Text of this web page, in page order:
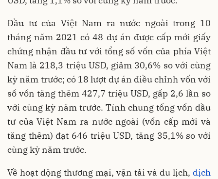
Đầu tư của Việt Nam ra nước ngoài trong 10
tháng năm 2021 có 48 dự án được cấp mới giấy
chứng nhận đầu tư với tổng số vốn của phía Việt
Nam là 218,3 triệu USD, giảm 30,6% so với cùng
kỳ năm trước; có 18 lượt dự án điều chỉnh vốn với
số vốn tăng thêm 427,7 triệu USD, gấp 2,6 lần so
với cùng kỳ năm trước. Tính chung tổng vốn đầu
tư của Việt Nam ra nước ngoài (vốn cấp mới và
tăng thêm) đạt 646 triệu USD, tăng 35,1% so với
cùng kỳ năm trước.
Về hoạt động thương mại, vận tải và du lịch, dịch